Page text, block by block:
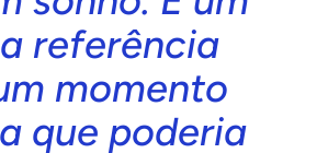
referência
momento
que poderia